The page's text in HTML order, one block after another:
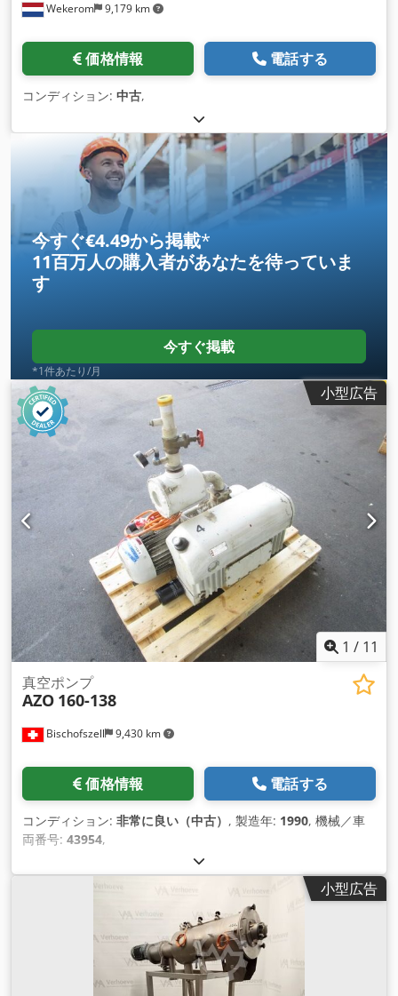
Wekerom 9,179 km
価格情報 電話する
コンディション: 中古,
今すぐ€4.49から掲載*
11百万人の購入者があなたを待っていま
す
今すぐ掲載
*1件あたり/月
小型広告
1 / 11
Bischofszell 9,430 km
真空ポンプ
AZO 160-138
価格情報 電話する
コンディション: 非常に良い（中古） , 製造年: 1990, 機械／車
両番号: 43954,
小型広告